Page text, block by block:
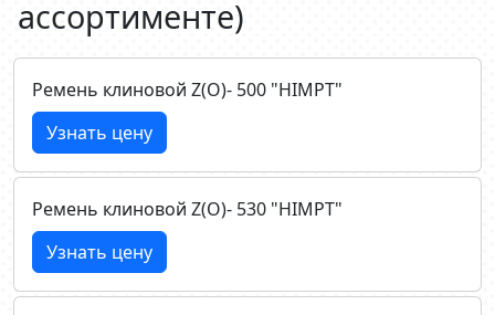
ассортименте)
Ремень клиновой Z(О)- 500 "HIMPT"
Узнать цену
Ремень клиновой Z(О)- 530 "HIMPT"
Узнать цену